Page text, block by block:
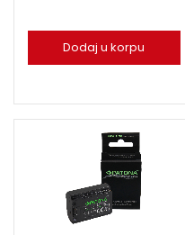
Dodaj u korpu